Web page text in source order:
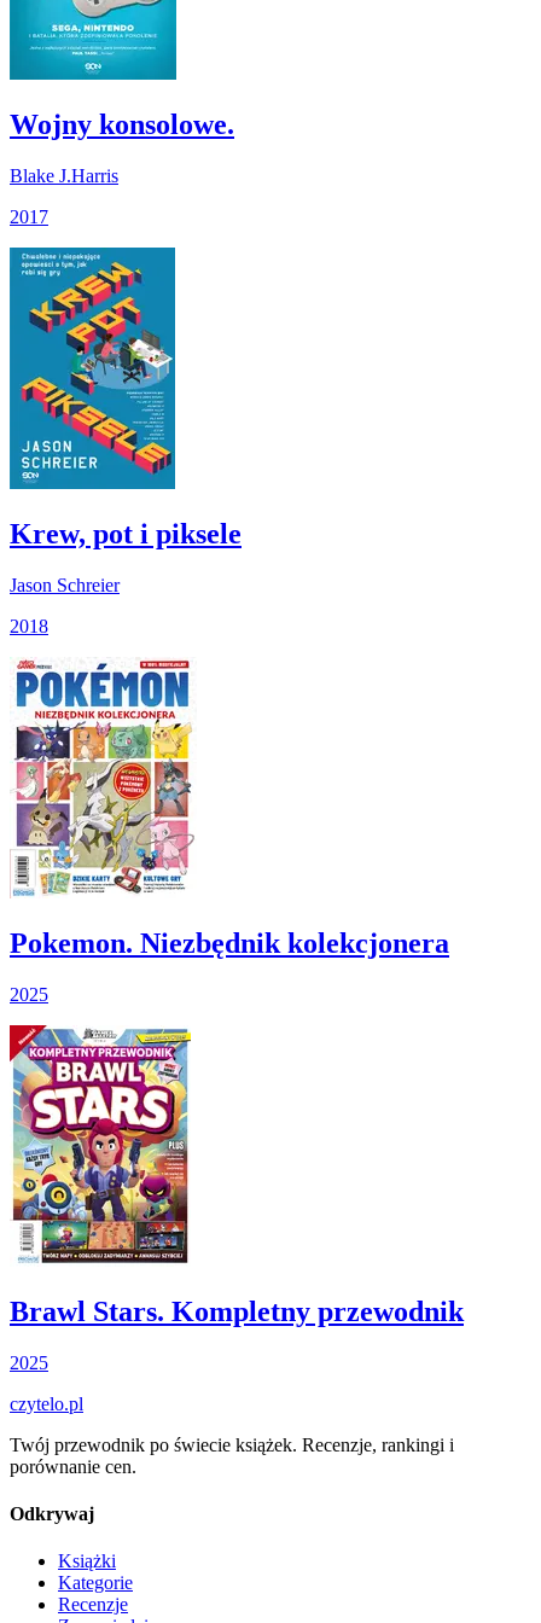
Wojny konsolowe.
Blake J.Harris
2017
Krew, pot i piksele
Jason Schreier
2018
Pokemon. Niezbędnik kolekcjonera
2025
Brawl Stars. Kompletny przewodnik
2025
czytelo.pl
Twój przewodnik po świecie książek. Recenzje, rankingi i
porównanie cen.
Odkrywaj
Książki
Kategorie
Recenzje